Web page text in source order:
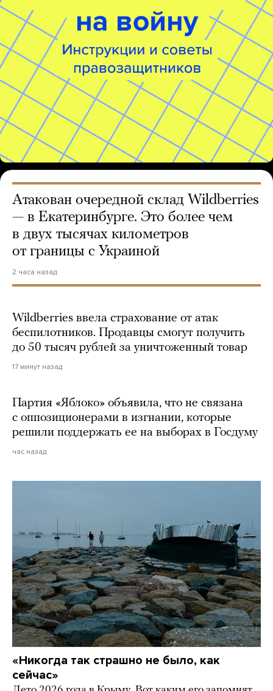
Атакован очередной склад Wildberries
— в Екатеринбурге. Это более чем
в двух тысячах километров
от границы с Украиной
2 часа назад
Wildberries ввела страхование от атак
беспилотников. Продавцы смогут получить
до 50 тысяч рублей за уничтоженный товар
17 минут назад
Партия «Яблоко» объявила, что не связана
с оппозиционерами в изгнании, которые
решили поддержать ее на выборах в Госдуму
час назад
«Никогда так страшно не было, как
сейчас»